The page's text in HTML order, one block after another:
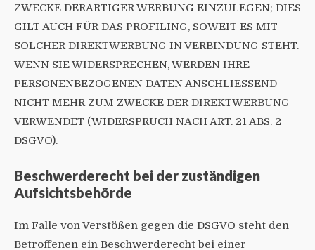
ZWECKE DERARTIGER WERBUNG EINZULEGEN; DIES
GILT AUCH FÜR DAS PROFILING, SOWEIT ES MIT
SOLCHER DIREKTWERBUNG IN VERBINDUNG STEHT.
WENN SIE WIDERSPRECHEN, WERDEN IHRE
PERSONENBEZOGENEN DATEN ANSCHLIESSEND
NICHT MEHR ZUM ZWECKE DER DIREKTWERBUNG
VERWENDET (WIDERSPRUCH NACH ART. 21 ABS. 2
DSGVO).
Beschwerde­recht bei der zuständigen
Aufsichts­behörde
Im Falle von Verstößen gegen die DSGVO steht den
Betroffenen ein Beschwerderecht bei einer